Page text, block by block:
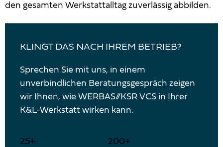
den gesamten Werkstattalltag zuverlässig abbilden.
KLINGT DAS NACH IHREM BETRIEB?
Sprechen Sie mit uns, in einem
unverbindlichen Beratungsgespräch zeigen
wir Ihnen, wie WERBAS//KSR VCS in Ihrer
K&L-Werkstatt wirken kann.
25+ 200+